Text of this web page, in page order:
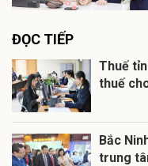
ĐỌC TIẾP
Thuế
thuế
Bắc
trung